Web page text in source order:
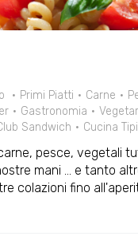
Primi Piatti Carne
Gastronomia
Sandwich Cucina
pesce, vegetali
mani ... e tanto
colazioni fino